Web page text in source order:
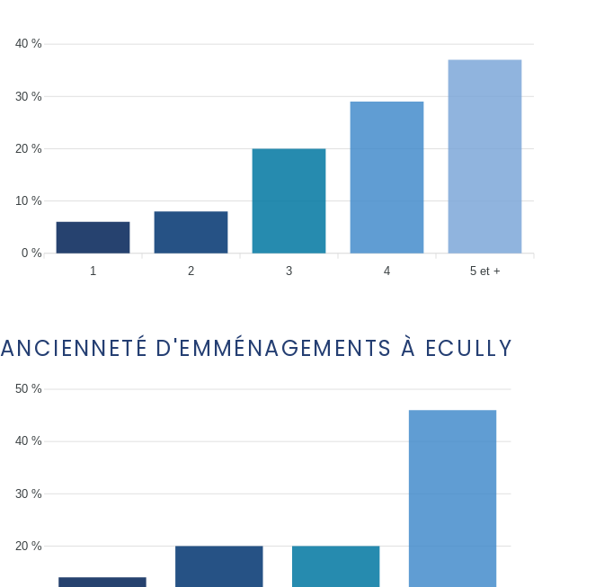
40 %
30 %
20 %
10 %
0 %
1
2 3 4 5 et +
ANCIENNETÉ D'EMMÉNAGEMENTS À ECULLY
50 %
40 %
30 %
20 %